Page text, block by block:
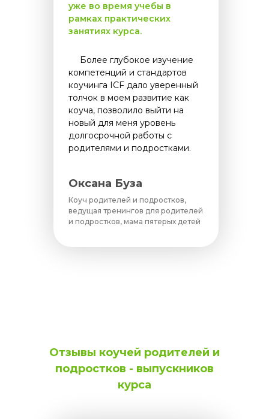
уже во время учебы в
рамках практических
занятиях курса.
Оксана Буза
Коуч родителей и подростков,
ведущая тренингов для родителей
и подростков, мама пятерых детей
Более глубокое изучение
компетенций и стандартов
коучинга ICF дало уверенный
толчок в моем развитие как
коуча, позволило выйти на
новый для меня уровень
долгосрочной работы с
родителями и подростками.
Отзывы коучей родителей и
подростков - выпускников
курса